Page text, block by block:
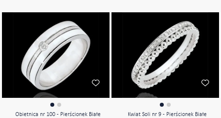
Obietnica nr 100 - Pierścionek Białe
Kwiat Soli nr 9 - Pierścionek Białe